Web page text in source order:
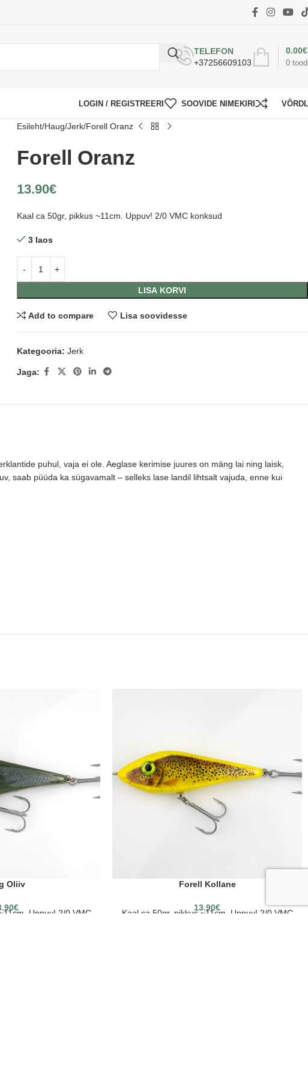
TELEFON
+37256609103
0
0.00€
LOGIN / REGISTREERI SOOVIDE NIMEKIRI
Esileht Haug Jerk Forell Oranz
Forell Oranz
13.90€
Kaal ca 50gr, pikkus ~11cm. Uppuv! 2/0 VMC konksud
3 laos
LISA KORVI
Add to compare Lisa soovidesse
Kategooria: Jerk
Jaga:
puhul, vaja ei ole. Aeglase kerimise juures on mäng lai ning laisk,
saab püüda ka sügavamalt – selleks lase landil lihtsalt vajuda, enne kui
Oliiv
€
Uppuv! 2/0 VMC
Forell Kollane
13.90€
Kaal ca 50gr, pikkus ~11cm. Uppuv! 2/0 VMC